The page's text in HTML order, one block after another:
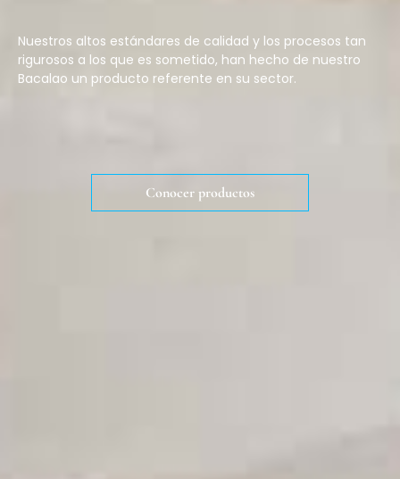
Nuestros altos estándares de calidad y los procesos tan
rigurosos a los que es sometido, han hecho de nuestro
Bacalao un producto referente en su sector.
Conocer productos